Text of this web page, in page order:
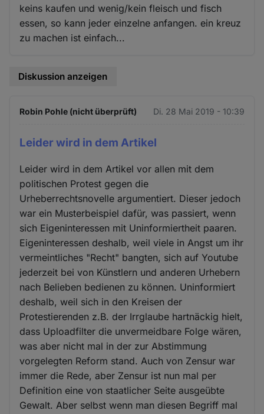
keins kaufen und wenig/kein fleisch und fisch
essen, so kann jeder einzelne anfangen. ein kreuz
zu machen ist einfach...
Diskussion anzeigen
Robin Pohle (nicht überprüft) Di. 28 Mai 2019 - 10:39
Leider wird in dem Artikel
Leider wird in dem Artikel vor allen mit dem
politischen Protest gegen die
Urheberrechtsnovelle argumentiert. Dieser jedoch
war ein Musterbeispiel dafür, was passiert, wenn
sich Eigeninteressen mit Uninformiertheit paaren.
Eigeninteressen deshalb, weil viele in Angst um ihr
vermeintliches "Recht" bangten, sich auf Youtube
jederzeit bei von Künstlern und anderen Urhebern
nach Belieben bedienen zu können. Uninformiert
deshalb, weil sich in den Kreisen der
Protestierenden z.B. der Irrglaube hartnäckig hielt,
dass Uploadfilter die unvermeidbare Folge wären,
was aber nicht mal in der zur Abstimmung
vorgelegten Reform stand. Auch von Zensur war
immer die Rede, aber Zensur ist nun mal per
Definition eine von staatlicher Seite ausgeübte
Gewalt. Aber selbst wenn man diesen Begriff mal